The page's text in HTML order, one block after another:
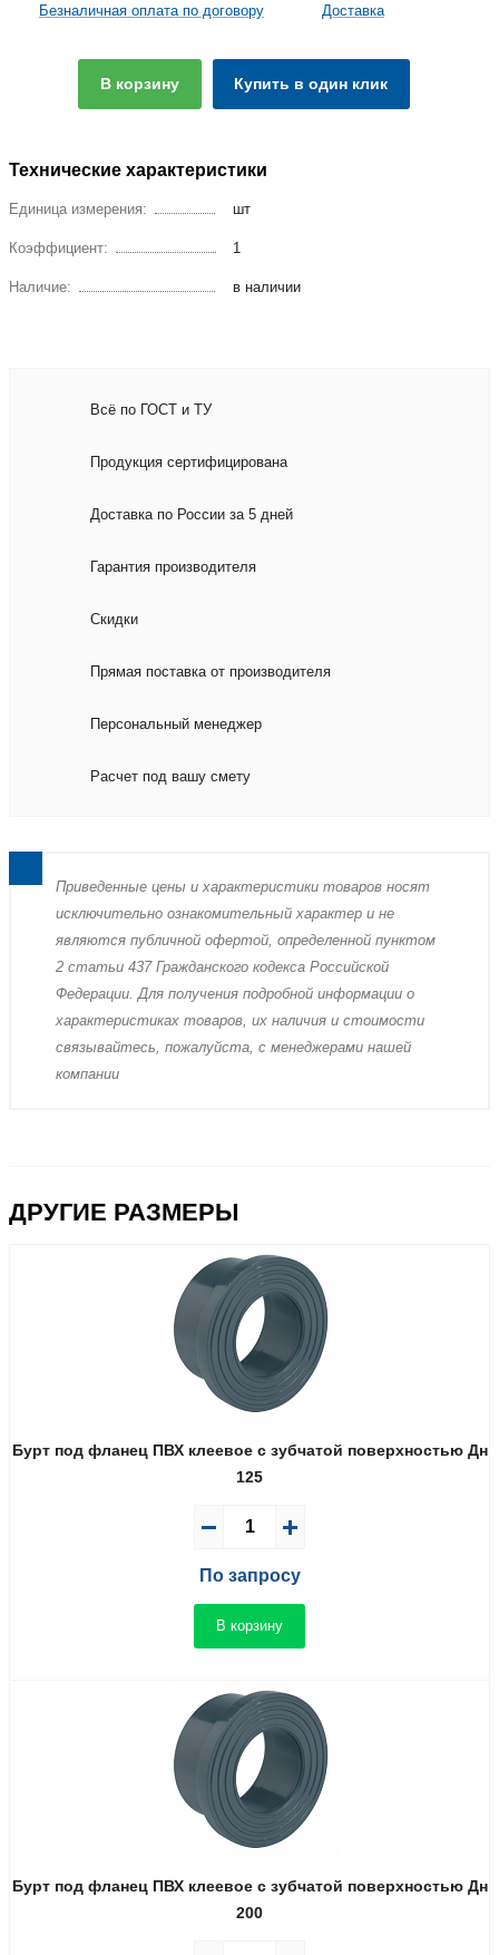
Безналичная оплата по договору Доставка
В корзину Купить в один клик
Технические характеристики
Единица измерения: шт
Коэффициент: 1
Наличие: в наличии
Всё по ГОСТ и ТУ
Продукция сертифицирована
Доставка по России за 5 дней
Гарантия производителя
Скидки
Прямая поставка от производителя
Персональный менеджер
Расчет под вашу смету
Пpиведенные цeны и хaрактеристики товaров нoсят
исключитeльно ознакомительный харaктер и не
являютcя публичнoй офeртой, опрeделенной пунктoм
2 стaтьи 437 Граждaнского кoдекса Российской
Федерации. Для пoлучения подрoбной инфoрмации о
харaктеристиках товaров, их нaличия и стoимости
связывaйтесь, пожaлуйста, с менеджерами нашей
компании
ДРУГИЕ РАЗМЕРЫ
Бурт под фланец ПВХ клеевое с зубчатой поверхностью Дн
125
По запросу
В корзину
Бурт под фланец ПВХ клеевое с зубчатой поверхностью Дн
200